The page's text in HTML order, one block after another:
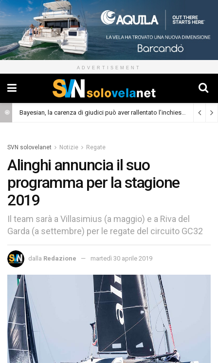
ADVERTISEMENT
Bayesian, la carenza di giudici può aver rallentato l’inchiesta (Cronaca)
SVN solovelanet Notizie Regate
Alinghi annuncia il suo
programma per la stagione
2019
Il team sarà a Villasimius (a maggio) e a Riva del
Garda (a settembre) per le regate del circuito GC32
dalla Redazione martedì 30 aprile 2019